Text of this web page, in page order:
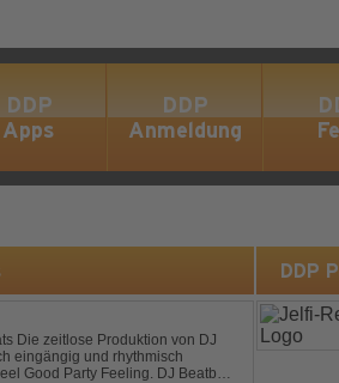
DDP
Apps
DDP
Anmeldung
DJ
eingängig und rhythmisch
Party Feeling. DJ Beatboy
DDP